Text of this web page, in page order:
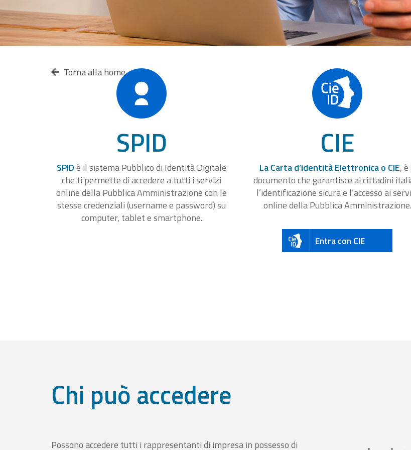
Torna alla home
SPID
SPIDè il sistema Pubblico di Identità Digitale
che ti permette di accedere a tutti i servizi
online della Pubblica Amministrazione con le
stesse credenziali (username e password) su
computer, tablet e smartphone.
CIE
La Carta d’identità Elettronica o CIE,
documento che garantisce ai cittadini
l’identificazione sicura e l’accesso ai
online della Pubblica Amministrazione.
Entra con CIE
Chi può accedere
Possono accedere tutti i rappresentanti di impresa in possesso di